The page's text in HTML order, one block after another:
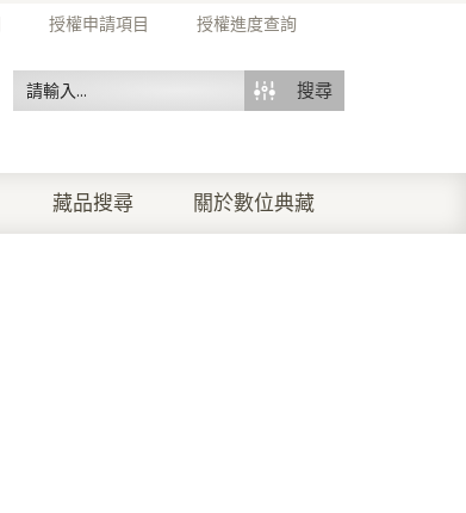
授權申請項目 授權進度查詢
搜尋
藏品搜尋 關於數位典藏